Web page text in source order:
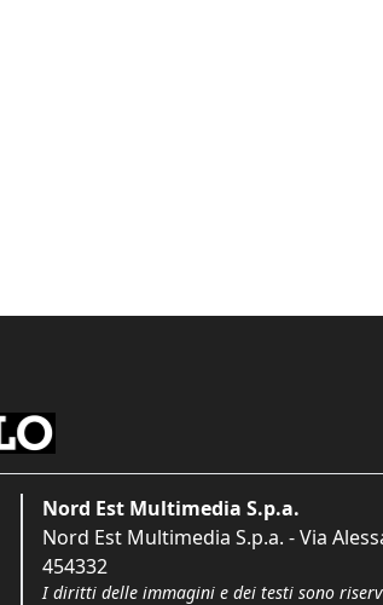
Nord Est Multimedia S.p.a.
Nord Est Multimedia S.p.a. - Via
454332
I diritti delle immagini e dei testi sono